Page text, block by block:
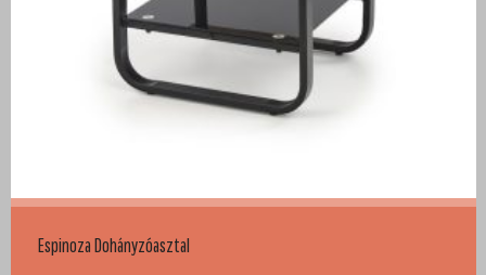
Espinoza Dohányzóasztal